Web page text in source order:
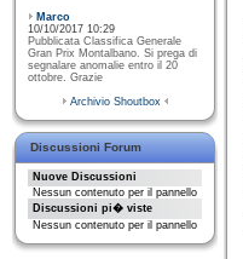
Marco
10/10/2017 10:29
Pubblicata Classifica Generale
Gran Prix Montalbano. Si prega di
segnalare anomalie entro il 20
ottobre. Grazie
Archivio Shoutbox
Discussioni Forum
Nuove Discussioni
Nessun contenuto per il pannello
Discussioni pi� viste
Nessun contenuto per il pannello